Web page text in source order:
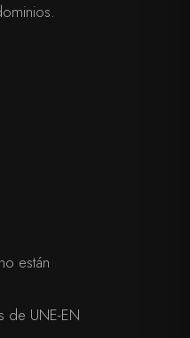
están
de UNE-EN